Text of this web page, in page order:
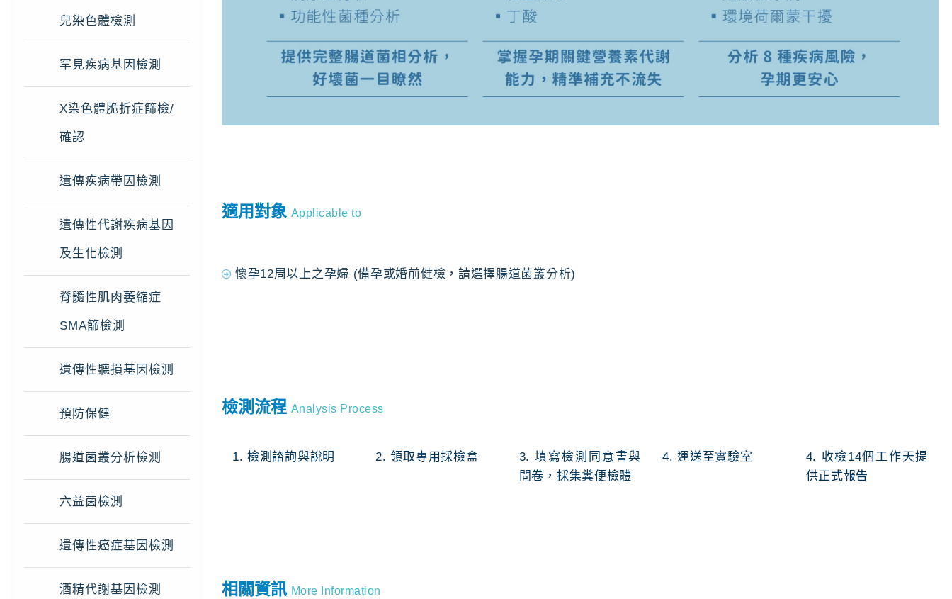
兒染色體檢測
罕見疾病基因檢測
X染色體脆折症篩檢/
確認
遺傳疾病帶因檢測
遺傳性代謝疾病基因
及生化檢測
脊髓性肌肉萎縮症
SMA篩檢測
遺傳性聽損基因檢測
預防保健
腸道菌叢分析檢測
六益菌檢測
遺傳性癌症基因檢測
酒精代謝基因檢測
適用對象 Applicable to
懷孕12周以上之孕婦 (備孕或婚前健檢，請選擇腸道菌叢分析)
檢測流程 Analysis Process
1. 檢測諮詢與說明 2. 領取專用採檢盒
3. 填寫檢測同意書與
問卷，採集糞便檢體
4. 運送至實驗室
4. 收檢14個工作天提
供正式報告
相關資訊 More Information